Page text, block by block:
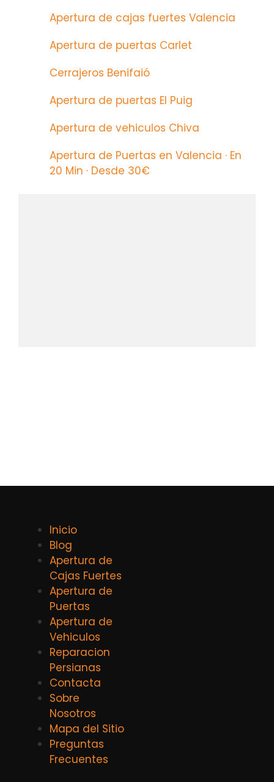
Apertura de cajas fuertes Valencia
Apertura de puertas Carlet
Cerrajeros Benifaió
Apertura de puertas El Puig
Apertura de vehiculos Chiva
Apertura de Puertas en Valencia · En
20 Min · Desde 30€
Inicio
Blog
Apertura de
Cajas Fuertes
Apertura de
Puertas
Apertura de
Vehiculos
Reparacion
Persianas
Contacta
Sobre
Nosotros
Mapa del Sitio
Preguntas
Frecuentes